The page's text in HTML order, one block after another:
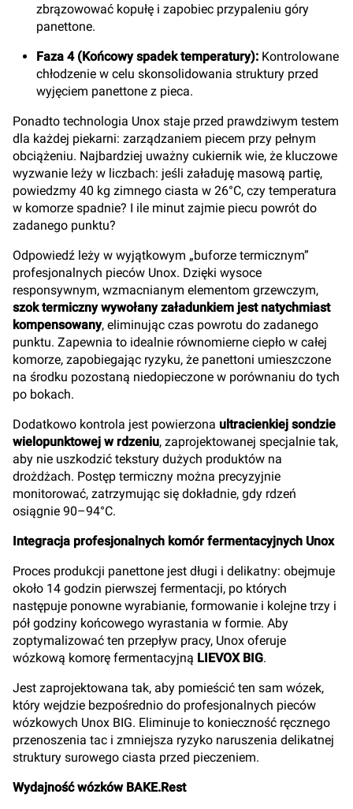
zbrązowować kopułę i zapobiec przypaleniu góry
panettone.
Faza 4 (Końcowy spadek temperatury): Kontrolowane
chłodzenie w celu skonsolidowania struktury przed
wyjęciem panettone z pieca.
Ponadto technologia Unox staje przed prawdziwym testem
dla każdej piekarni: zarządzaniem piecem przy pełnym
obciążeniu. Najbardziej uważny cukiernik wie, że kluczowe
wyzwanie leży w liczbach: jeśli załaduję masową partię,
powiedzmy 40 kg zimnego ciasta w 26°C, czy temperatura
w komorze spadnie? I ile minut zajmie piecu powrót do
zadanego punktu?
Odpowiedź leży w wyjątkowym „buforze termicznym”
profesjonalnych pieców Unox. Dzięki wysoce
responsywnym, wzmacnianym elementom grzewczym,
szok termiczny wywołany załadunkiem jest natychmiast
kompensowany, eliminując czas powrotu do zadanego
punktu. Zapewnia to idealnie równomierne ciepło w całej
komorze, zapobiegając ryzyku, że panettoni umieszczone
na środku pozostaną niedopieczone w porównaniu do tych
po bokach.
Dodatkowo kontrola jest powierzona ultracienkiej sondzie
wielopunktowej w rdzeniu, zaprojektowanej specjalnie tak,
aby nie uszkodzić tekstury dużych produktów na
drożdżach. Postęp termiczny można precyzyjnie
monitorować, zatrzymując się dokładnie, gdy rdzeń
osiągnie 90–94°C.
Integracja profesjonalnych komór fermentacyjnych Unox
Proces produkcji panettone jest długi i delikatny: obejmuje
około 14 godzin pierwszej fermentacji, po których
następuje ponowne wyrabianie, formowanie i kolejne trzy i
pół godziny końcowego wyrastania w formie. Aby
zoptymalizować ten przepływ pracy, Unox oferuje
wózkową komorę fermentacyjną LIEVOX BIG.
Jest zaprojektowana tak, aby pomieścić ten sam wózek,
który wejdzie bezpośrednio do profesjonalnych pieców
wózkowych Unox BIG. Eliminuje to konieczność ręcznego
przenoszenia tac i zmniejsza ryzyko naruszenia delikatnej
struktury surowego ciasta przed pieczeniem.
Wydajność wózków BAKE.Rest